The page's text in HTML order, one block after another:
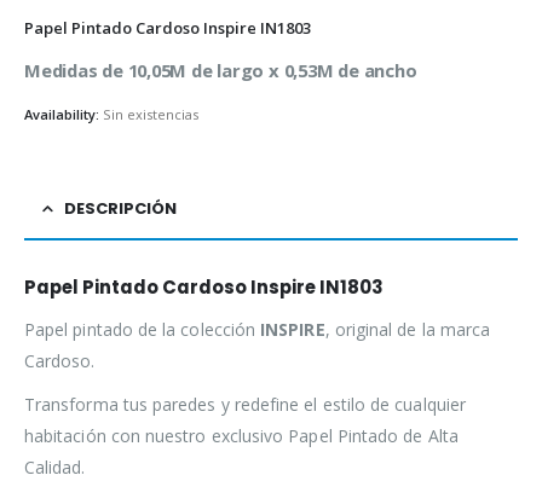
Papel Pintado Cardoso Inspire IN1803
Medidas de 10,05M de largo x 0,53M de ancho
Availability: Sin existencias
DESCRIPCIÓN
Papel Pintado Cardoso Inspire IN1803
Papel pintado de la colección INSPIRE, original de la marca
Cardoso.
Transforma tus paredes y redefine el estilo de cualquier
habitación con nuestro exclusivo Papel Pintado de Alta
Calidad.